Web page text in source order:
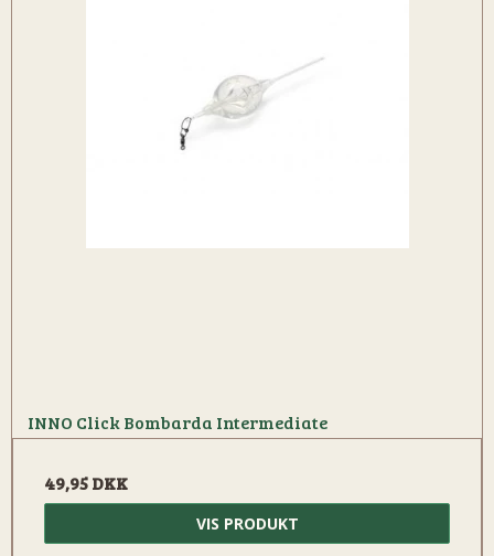
INNO Click Bombarda Intermediate
49,95 DKK
VIS PRODUKT